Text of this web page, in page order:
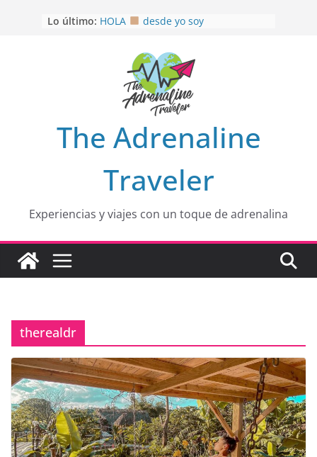
Lo último: HOLA
desde yo soy
EL SENDERO DEL CACAO: Excelente
opción
HOSPEDAJE AL NATURALSHH !!
OTRA PERSPECTIVA de RÍO EL
MULITO!
The Adrenaline
Traveler
Experiencias y viajes con un toque de adrenalina
therealdr